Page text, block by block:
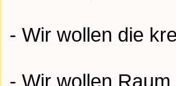
- Wir wollen die
- Wir wollen